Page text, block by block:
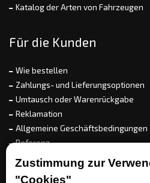
Zustimmung zur
"Cookies"
Katalog der Arten von Fahrzeugen
Für die Kunden
Wie bestellen
Zahlungs- und Lieferungsoptionen
Umtausch oder Warenrückgabe
Reklamation
Allgemeine Geschäftsbedingungen
Referenz
EET